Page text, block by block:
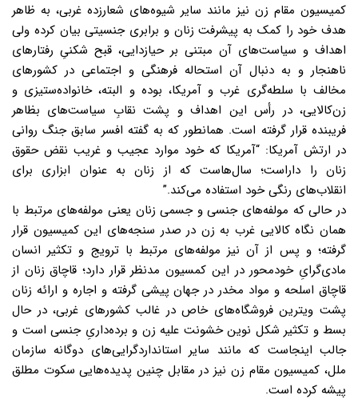
کمیسیون مقام زن نیز مانند سایر شیوه‌های شعارزده غربی، به ظاهر
هدف خود را کمک به پیشرفت زنان و برابری جنسیتی بیان کرده ولی
اهداف و سیاست‌های آن مبتنی بر حیازدایی، قبح شکنیِ رفتارهای
ناهنجار و به دنبال آن استحاله فرهنگی و اجتماعی در کشورهای
مخالف با سلطه‌گری غرب و آمریکا، بوده و البته، خانواده‌ستیزی و
زن‌کالایی، در رأس این اهداف و پشت نقابِ سیاست‌های بظاهر
فریبنده قرار گرفته است. همانطور که به گفته افسر سابق جنگ روانی
در ارتش آمریکا: “آمریکا که خود موارد عجیب و غریب نقض حقوق
زنان را داراست؛ سال‌هاست که از زنان به عنوان ابزاری برای
انقلاب‌های رنگی خود استفاده می‌کند.”
در حالی که مولفه‌های جنسی و جسمی زنان یعنی مولفه‌های مرتبط با
همان نگاه کالایی غرب به زن در صدر سنجه‌های این کمیسیون قرار
گرفته؛ و پس از آن نیز مولفه‌های مرتبط با ترویج و تکثیر انسان
مادی‌گرایِ خودمحور در این کمسیون مدنظر قرار دارد؛ قاچاق زنان از
قاچاق اسلحه و مواد مخدر در جهان پیشی گرفته و اجاره و ارائه زنان
پشت ویترین فروشگاه‌های خاص در غالب کشورهای غربی، در حال
بسط و تکثیر شکل نوین خشونت علیه زن و برده‌داریِ جنسی است و
جالب اینجاست که مانند سایر استانداردگرایی‌های دوگانه سازمان
ملل، کمیسیون مقام زن نیز در مقابل چنین پدیده‌هایی سکوت مطلق
پیشه کرده است.